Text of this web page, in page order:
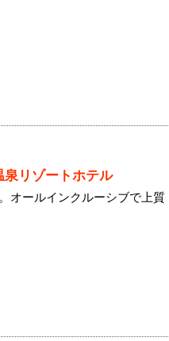
リゾートホテル
オールインクルーシブで上質